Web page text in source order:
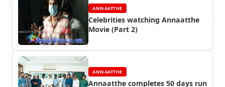
ANNAATTHE
Celebrities watching Annaatthe
Movie (Part 2)
ANNAATTHE
Annaatthe completes 50 days run